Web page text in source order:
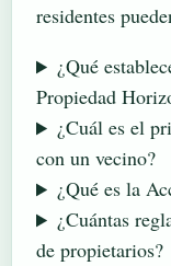
residentes
¿Qué
Propiedad
¿Cuál es el
con un vecino?
¿Qué es la
¿Cuántas
de propietarios?